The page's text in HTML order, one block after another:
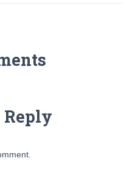
Reply